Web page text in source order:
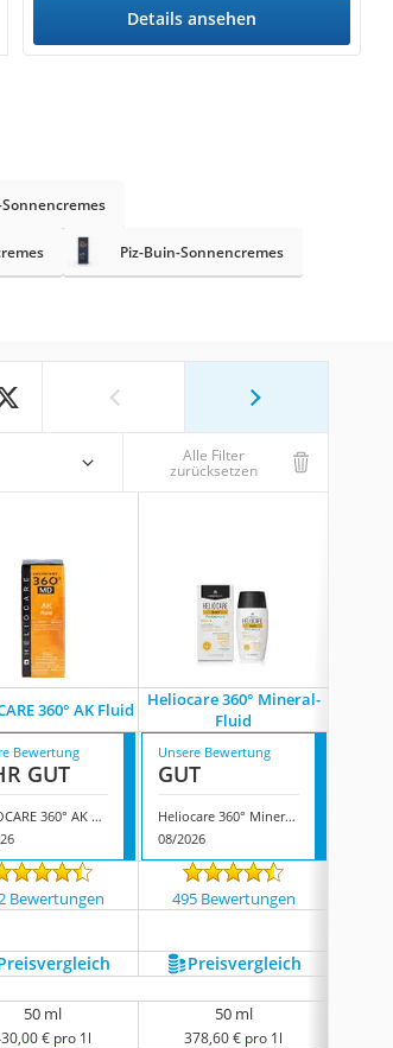
Details ansehen
Piz-Buin-Sonnencremes
Alle Filter
zurücksetzen
360° AK Fluid
Heliocare 360° Mineral-
Fluid
Bewertung
GUT
HELIOCARE 360° AK Fluid
Unsere Bewertung
GUT
Heliocare 360° Mineral-Fluid
08/2026
Bewertungen 495 Bewertungen
Preis­vergleich
50 ml
€ pro 1l
50 ml
378,60 € pro 1l